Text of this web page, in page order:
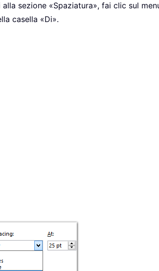
sezione «Spaziatura», fai clic sul
casella «Di».